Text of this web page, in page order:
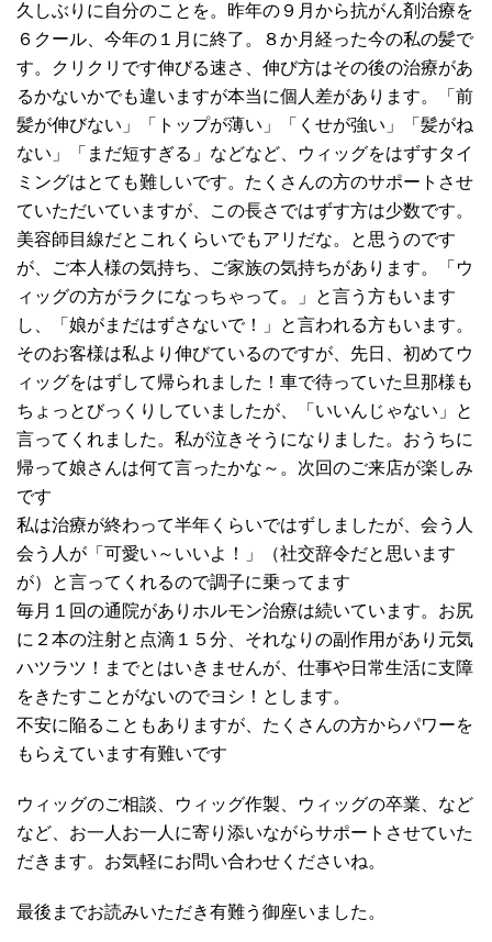
久しぶりに自分のことを。昨年の９月から抗がん剤治療を
６クール、今年の１月に終了。８か月経った今の私の髪で
す。クリクリです伸びる速さ、伸び方はその後の治療があ
るかないかでも違いますが本当に個人差があります。「前
髪が伸びない」「トップが薄い」「くせが強い」「髪がね
ない」「まだ短すぎる」などなど、ウィッグをはずすタイ
ミングはとても難しいです。たくさんの方のサポートさせ
ていただいていますが、この長さではずす方は少数です。
美容師目線だとこれくらいでもアリだな。と思うのです
が、ご本人様の気持ち、ご家族の気持ちがあります。「ウ
ィッグの方がラクになっちゃって。」と言う方もいます
し、「娘がまだはずさないで！」と言われる方もいます。
そのお客様は私より伸びているのですが、先日、初めてウ
ィッグをはずして帰られました！車で待っていた旦那様も
ちょっとびっくりしていましたが、「いいんじゃない」と
言ってくれました。私が泣きそうになりました。おうちに
帰って娘さんは何て言ったかな～。次回のご来店が楽しみ
です
私は治療が終わって半年くらいではずしましたが、会う人
会う人が「可愛い～いいよ！」（社交辞令だと思います
が）と言ってくれるので調子に乗ってます
毎月１回の通院がありホルモン治療は続いています。お尻
に２本の注射と点滴１５分、それなりの副作用があり元気
ハツラツ！までとはいきませんが、仕事や日常生活に支障
をきたすことがないのでヨシ！とします。
不安に陥ることもありますが、たくさんの方からパワーを
もらえています有難いです
ウィッグのご相談、ウィッグ作製、ウィッグの卒業、など
など、お一人お一人に寄り添いながらサポートさせていた
だきます。お気軽にお問い合わせくださいね。
最後までお読みいただき有難う御座いました。